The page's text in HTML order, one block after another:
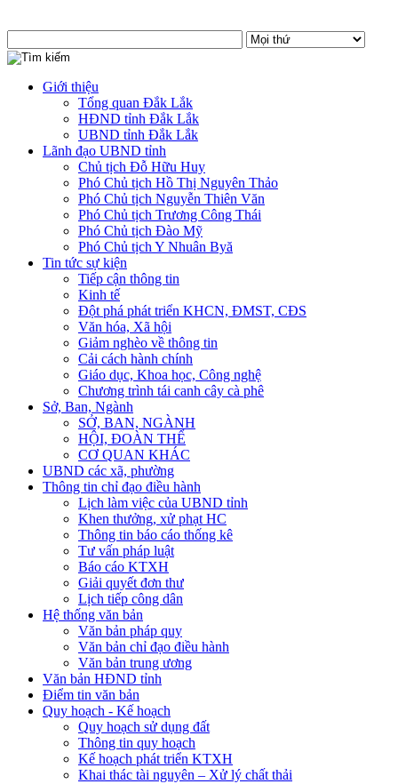
Giới thiệu
Tổng quan Đắk Lắk
HĐND tỉnh Đắk Lắk
UBND tỉnh Đắk Lắk
Lãnh đạo UBND tỉnh
Chủ tịch Đỗ Hữu Huy
Phó Chủ tịch Hồ Thị Nguyên Thảo
Phó Chủ tịch Nguyễn Thiên Văn
Phó Chủ tịch Trương Công Thái
Phó Chủ tịch Đào Mỹ
Phó Chủ tịch Y Nhuân Byă
Tin tức sự kiện
Tiếp cận thông tin
Kinh tế
Đột phá phát triển KHCN, ĐMST, CĐS
Văn hóa, Xã hội
Giảm nghèo về thông tin
Cải cách hành chính
Giáo dục, Khoa học, Công nghệ
Chương trình tái canh cây cà phê
Sở, Ban, Ngành
SỞ, BAN, NGÀNH
HỘI, ĐOÀN THỂ
CƠ QUAN KHÁC
UBND các xã, phường
Thông tin chỉ đạo điều hành
Lịch làm việc của UBND tỉnh
Khen thưởng, xử phạt HC
Thông tin báo cáo thống kê
Tư vấn pháp luật
Báo cáo KTXH
Giải quyết đơn thư
Lịch tiếp công dân
Hệ thống văn bản
Văn bản pháp quy
Văn bản chỉ đạo điều hành
Văn bản trung ương
Văn bản HĐND tỉnh
Điểm tin văn bản
Quy hoạch - Kế hoạch
Quy hoạch sử dụng đất
Thông tin quy hoạch
Kế hoạch phát triển KTXH
Khai thác tài nguyên – Xử lý chất thải